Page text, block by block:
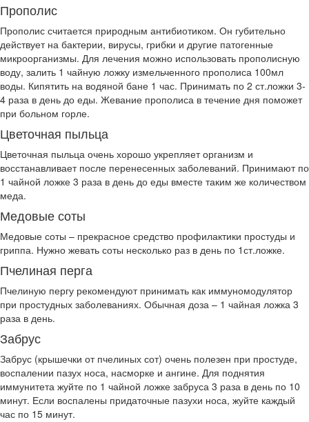
Прополис
Прополис считается природным антибиотиком. Он губительно
действует на бактерии, вирусы, грибки и другие патогенные
микроорганизмы. Для лечения можно использовать прополисную
воду, залить 1 чайную ложку измельченного прополиса 100мл
воды. Кипятить на водяной бане 1 час. Принимать по 2 ст.ложки 3-
4 раза в день до еды. Жевание прополиса в течение дня поможет
при больном горле.
Цветочная пыльца
Цветочная пыльца очень хорошо укрепляет организм и
восстанавливает после перенесенных заболеваний. Принимают по
1 чайной ложке 3 раза в день до еды вместе таким же количеством
меда.
Медовые соты
Медовые соты – прекрасное средство профилактики простуды и
гриппа. Нужно жевать соты несколько раз в день по 1ст.ложке.
Пчелиная перга
Пчелиную пергу рекомендуют принимать как иммуномодулятор
при простудных заболеваниях. Обычная доза – 1 чайная ложка 3
раза в день.
Забрус
Забрус (крышечки от пчелиных сот) очень полезен при простуде,
воспалении пазух носа, насморке и ангине. Для поднятия
иммунитета жуйте по 1 чайной ложке забруса 3 раза в день по 10
минут. Если воспалены придаточные пазухи носа, жуйте каждый
час по 15 минут.